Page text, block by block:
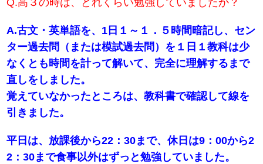
Q.高３の時は、どれくらい勉強していましたか？
A.古文・英単語を、1日１～１．５時間暗記し、セン
ター過去問（または模試過去問）を１日１教科は少
なくとも時間を計って解いて、完全に理解するまで
直しをしました。
覚えていなかったところは、教科書で確認して線を
引きました。
平日は、放課後から22：30まで、休日は9：00から2
2：30まで食事以外はずっと勉強していました。